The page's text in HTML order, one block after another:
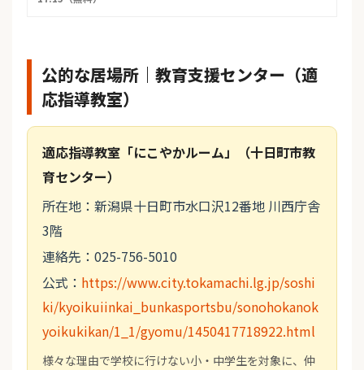
公的な居場所｜教育支援センター（適
応指導教室）
適応指導教室「にこやかルーム」（十日町市教
育センター）
所在地：新潟県十日町市水口沢12番地 川西庁舎
3階
連絡先：025-756-5010
公式： https://www.city.tokamachi.lg.jp/soshi
ki/kyoikuiinkai_bunkasportsbu/sonohokanok
yoikukikan/1_1/gyomu/1450417718922.html
様々な理由で学校に行けない小・中学生を対象に、仲